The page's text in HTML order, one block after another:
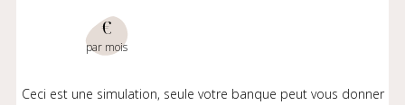
€
par mois
Ceci est une simulation, seule votre banque peut vous donner